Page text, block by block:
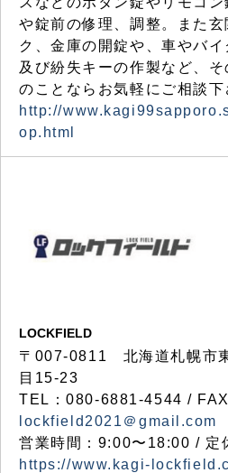
や錠前の修理、調整。また
ク、金庫の開錠や、車やバ
及び紛失キーの作製など、
のことならお気軽にご相談下
http://
op.html
LOCKFIELD
〒007-0811 北海道札幌市
目15-23
TEL：080-6881-4544 /
lockfield2021＠gmail.com
営業時間：9:00〜18:00 / 定
https://www.kagi-